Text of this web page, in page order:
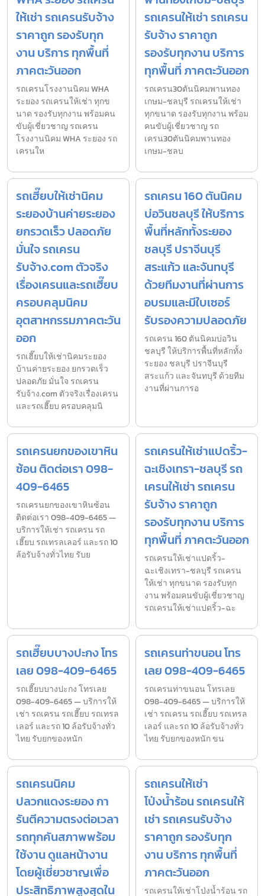
ให้เช่า รถเครนรับจ้าง
ราคาถูก รองรับทุก
งาน บริการ ทุกพื้นที่
ภาคตะวันออก
รถเครนโรงงานนิคม WHA
ระยอง รถเครนให้เช่า ทุกข
นาด รองรับทุกงาน พร้อมคน
ขับผู้เชี่ยวชาญ รถเครน
โรงงานนิคม WHA ระยอง รถ
เครนให
รถเครนให้เช่า รถเครน
รับจ้าง ราคาถูก
รองรับทุกงาน บริการ
ทุกพื้นที่ ภาคตะวันออก
รถเครน30ตันนิคมพานทอง
เกษม-ชลบุรี รถเครนให้เช่า
ทุกขนาด รองรับทุกงาน พร้อม
คนขับผู้เชี่ยวชาญ รถ
เครน30ตันนิคมพานทอง
เกษม-ชลบ
รถเฮี๊ยบให้เช่านิคม
ระยองบ้านค่ายระยอง
ยกรวดเร็ว ปลอดภัย
มั่นใจ รถเครน
รับจ้าง.com ตัวจริง
เรื่องเครนและรถเฮี๊ยบ
ครอบคลุมนิคม
อุตสาหกรรมภาคตะวัน
ออก
รถเฮี๊ยบให้เช่านิคมระยอง
บ้านค่ายระยอง ยกรวดเร็ว
ปลอดภัย มั่นใจ รถเครน
รับจ้าง.com ตัวจริงเรื่องเครน
และรถเฮี๊ยบ ครอบคลุมนิ
รถเครน 160 ตันนิคม
บ่อวินชลบุรี ให้บริการ
พื้นที่หลักทั้งระยอง
ชลบุรี ปราจีนบุรี
สระแก้ว และจันทบุรี
ด้วยทีมงานที่ผ่านการ
อบรมและมีใบเซอร์
รับรองความปลอดภัย
รถเครน 160 ตันนิคมบ่อวิน
ชลบุรี ให้บริการพื้นที่หลักทั้ง
ระยอง ชลบุรี ปราจีนบุรี
สระแก้ว และจันทบุรี ด้วยทีม
งานที่ผ่านการอ
รถเครนยกของเขาหิน
ซ้อน ติดต่อเรา 098-
409-6465
รถเครนยกของเขาหินซ้อน
ติดต่อเรา 098-409-6465 —
บริการให้เช่า รถเครน รถ
เฮี๊ยบ รถเทรลเลอร์ และรถ 10
ล้อรับจ้างทั่วไทย รับย
รถเครนให้เช่าแปดริ้ว-
ฉะเชิงเทรา-ชลบุรี รถ
เครนให้เช่า รถเครน
รับจ้าง ราคาถูก
รองรับทุกงาน บริการ
ทุกพื้นที่ ภาคตะวันออก
รถเครนให้เช่าแปดริ้ว-
ฉะเชิงเทรา-ชลบุรี รถเครน
ให้เช่า ทุกขนาด รองรับทุก
งาน พร้อมคนขับผู้เชี่ยวชาญ
รถเครนให้เช่าแปดริ้ว-ฉะ
รถเฮี๊ยบบางปะกง โทร
เลย 098-409-6465
รถเฮี๊ยบบางปะกง โทรเลย
098-409-6465 — บริการให้
เช่า รถเครน รถเฮี๊ยบ รถเทรล
เลอร์ และรถ 10 ล้อรับจ้างทั่ว
ไทย รับยกของหนัก
รถเครนท่าขนอน โทร
เลย 098-409-6465
รถเครนท่าขนอน โทรเลย
098-409-6465 — บริการให้
เช่า รถเครน รถเฮี๊ยบ รถเทรล
เลอร์ และรถ 10 ล้อรับจ้างทั่ว
ไทย รับยกของหนัก ขน
รถเครนนิคม
ปลวกแดงระยอง กา
รันตีความตรงต่อเวลา
รถทุกคันสภาพพร้อม
ใช้งาน ดูแลหน้างาน
โดยผู้เชี่ยวชาญเพื่อ
ประสิทธิภาพสูงสุดใน
รถเครนให้เช่า
โป่งน้ำร้อน รถเครนให้
เช่า รถเครนรับจ้าง
ราคาถูก รองรับทุก
งาน บริการ ทุกพื้นที่
ภาคตะวันออก
รถเครนให้เช่าโป่งน้ำร้อน รถ